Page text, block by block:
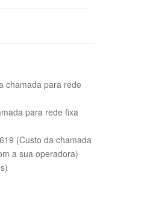
chamada para rede
para rede fixa
(Custo da chamada
a sua operadora)